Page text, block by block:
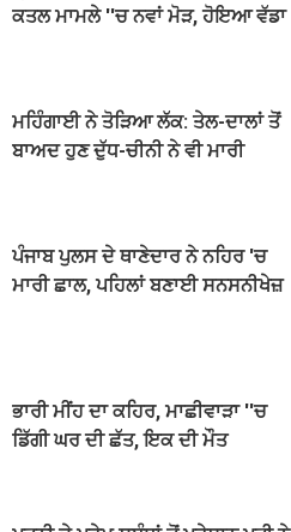
ਕਤਲ ਮਾਮਲੇ ''ਚ ਨਵਾਂ ਮੋੜ, ਹੋਇਆ ਵੱਡਾ
ਮਹਿੰਗਾਈ ਨੇ ਤੋੜਿਆ ਲੱਕ: ਤੇਲ-ਦਾਲਾਂ ਤੋਂ
ਬਾਅਦ ਹੁਣ ਦੁੱਧ-ਚੀਨੀ ਨੇ ਵੀ ਮਾਰੀ
ਪੰਜਾਬ ਪੁਲਸ ਦੇ ਥਾਣੇਦਾਰ ਨੇ ਨਹਿਰ 'ਚ
ਮਾਰੀ ਛਾਲ, ਪਹਿਲਾਂ ਬਣਾਈ ਸਨਸਨੀਖੇਜ਼
ਭਾਰੀ ਮੀਂਹ ਦਾ ਕਹਿਰ, ਮਾਛੀਵਾੜਾ ''ਚ
ਡਿੱਗੀ ਘਰ ਦੀ ਛੱਤ, ਇਕ ਦੀ ਮੌਤ